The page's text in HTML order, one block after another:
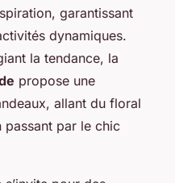
garantissant
dynamiques.
la tendance, la
propose une
allant du floral
passant par le chic